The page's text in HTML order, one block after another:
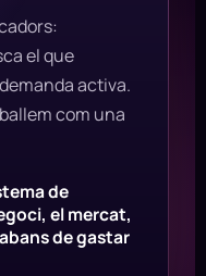
el que
activa.
com una
de
el mercat,
de gastar